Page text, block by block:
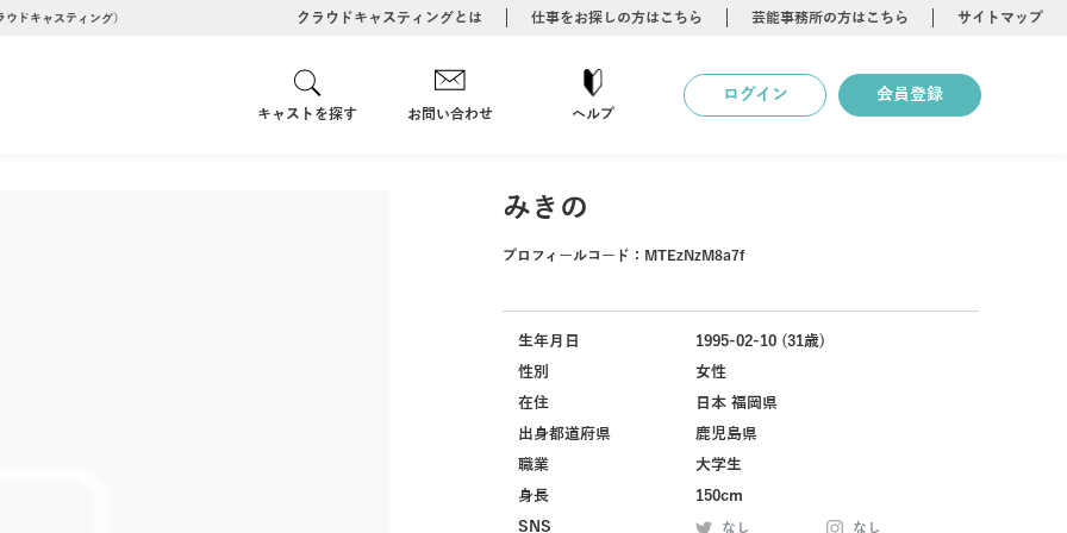
ドキャスティング） クラウドキャスティングとは 仕事をお探しの方はこちら 芸能事務所の方はこちら サイトマップ
キャストを探す お問い合わせ ヘルプ
ログイン 会員登録
みきの
プロフィールコード： MTEzNzM8a7f
生年月日
1995-02-10 (31歳)
性別
女性
在住
日本 福岡県
出身都道府県
鹿児島県
職業
大学生
身長
150cm
SNS
なし なし